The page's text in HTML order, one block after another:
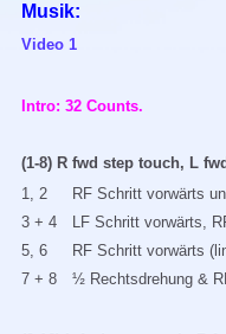
Musik:
Video 1
Intro: 32 Counts.
(1-8) R fwd step touch, L
1, 2
3 + 4
5, 6
7 + 8
RF Schritt vorwärts
LF Schritt vorwärts,
RF Schritt vorwärts
½ Rechtsdrehung &